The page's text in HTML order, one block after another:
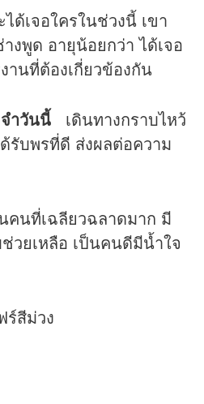
เจอใครในช่วงนี้ เขา
งพูด อายุน้อยกว่า ได้เจอ
านที่ต้องเกี่ยวข้องกัน
ำวันนี้ เดินทางกราบไหว้
รับพรที่ดี ส่งผลต่อความ
คนที่เฉลียวฉลาดมาก มี
วยเหลือ เป็นคนดีมีน้ำใจ
สีม่วง